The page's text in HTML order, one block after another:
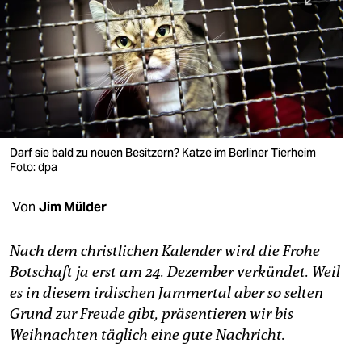
berlin
nord
wahrheit
verlag
verlag
veranstaltungen
fragen & hilfe
unterstützen
abo
Darf sie bald zu neuen Besitzern? Katze im Berliner Tierheim
Foto: dpa
Von Jim Mülder
Nach dem christlichen Kalender wird die Frohe
Botschaft ja erst am 24. Dezember verkündet. Weil
es in diesem irdischen Jammertal aber so selten
Grund zur Freude gibt, präsentieren wir bis
Weihnachten täglich eine gute Nachricht.